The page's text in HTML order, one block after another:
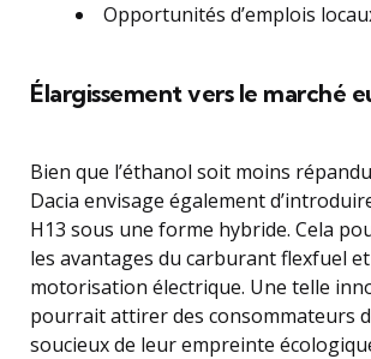
Opportunités d’emplois
Élargissement vers le marché
Bien que l’éthanol soit moins
Dacia envisage également
H13 sous une forme hybride. Cela
les avantages du carburant flexfuel
motorisation électrique. Une telle
pourrait attirer des consommateurs
soucieux de leur empreinte